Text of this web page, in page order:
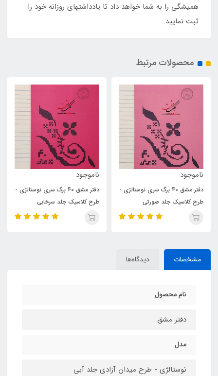
همیشگی را به شما خواهد داد تا یادداشتهای روزانه خود را
ثبت نمایید.
محصولات مرتبط
سری نوستالژی -
دفتر مشق 40 برگ سری نوستالژی -
طرح کلاسیک جلد سرخابی
دفتر مشق 40 برگ
طرح کلاسیک جلد سبز
مشخصات دیدگاه‌ها
نام محصول
دفتر مشق
مدل
نوستالژی - طرح میدان آزادی جلد آبی